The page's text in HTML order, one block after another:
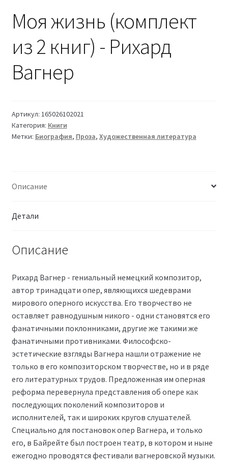
Моя жизнь (комплект
из 2 книг) - Рихард
Вагнер
Артикул: 165026102021
Категория: Книги
Метки: Биография, Проза, Художественная литература
Описание
Детали
Описание
Рихард Вагнер - гениальный немецкий композитор,
автор тринадцати опер, являющихся шедеврами
мирового оперного искусства. Его творчество не
оставляет равнодушным никого - одни становятся его
фанатичными поклонниками, другие же такими же
фанатичными противниками. Философско-
эстетические взгляды Вагнера нашли отражение не
только в его композиторском творчестве, но и в ряде
его литературных трудов. Предложенная им оперная
реформа перевернула представления об опере как
последующих поколений композиторов и
исполнителей, так и широких кругов слушателей.
Специально для постановок опер Вагнера, и только
его, в Байрейте был построен театр, в котором и ныне
ежегодно проводятся фестивали вагнеровской музыки.